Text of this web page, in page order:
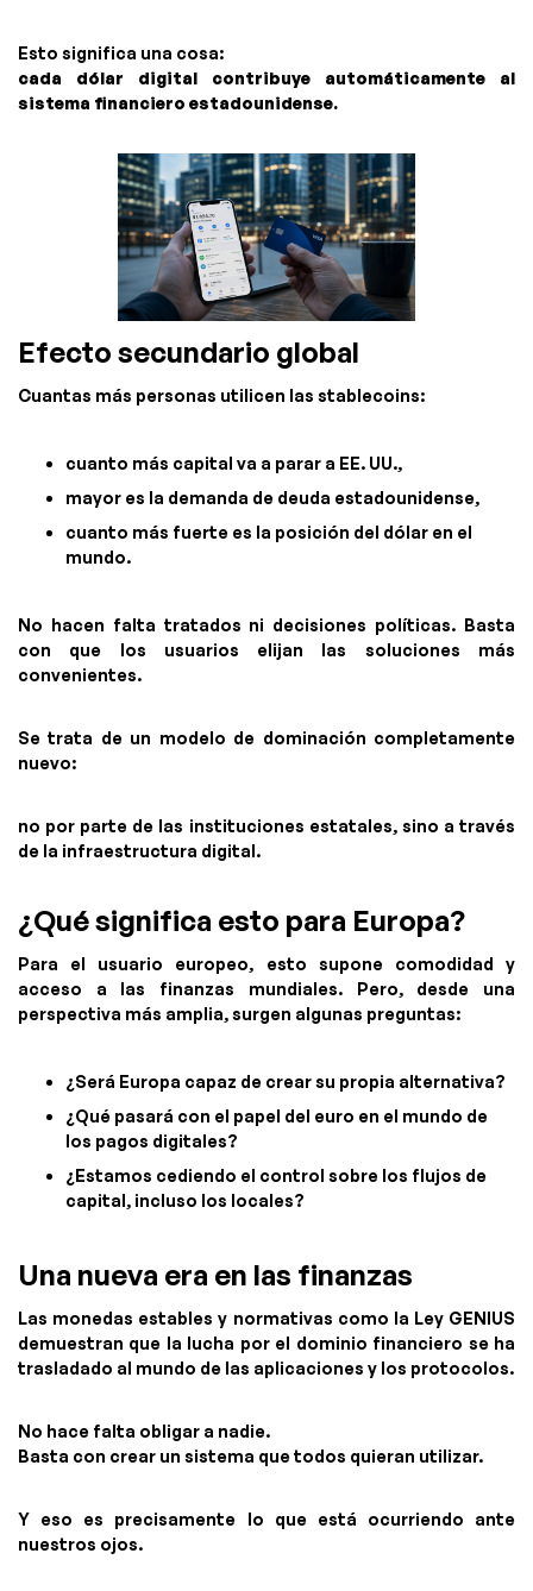
Esto significa una cosa:
cada dólar digital contribuye automáticamente al
sistema financiero estadounidense.
Efecto secundario global
Cuantas más personas utilicen las stablecoins:
cuanto más capital va a parar a EE. UU.,
mayor es la demanda de deuda estadounidense,
cuanto más fuerte es la posición del dólar en el
mundo.
No hacen falta tratados ni decisiones políticas. Basta
con que los usuarios elijan las soluciones más
convenientes.
Se trata de un modelo de dominación completamente
nuevo:
no por parte de las instituciones estatales, sino a través
de la infraestructura digital.
¿Qué significa esto para Europa?
Para el usuario europeo, esto supone comodidad y
acceso a las finanzas mundiales. Pero, desde una
perspectiva más amplia, surgen algunas preguntas:
¿Será Europa capaz de crear su propia alternativa?
¿Qué pasará con el papel del euro en el mundo de
los pagos digitales?
¿Estamos cediendo el control sobre los flujos de
capital, incluso los locales?
Una nueva era en las finanzas
Las monedas estables y normativas como la Ley GENIUS
demuestran que la lucha por el dominio financiero se ha
trasladado al mundo de las aplicaciones y los protocolos.
No hace falta obligar a nadie.
Basta con crear un sistema que todos quieran utilizar.
Y eso es precisamente lo que está ocurriendo ante
nuestros ojos.